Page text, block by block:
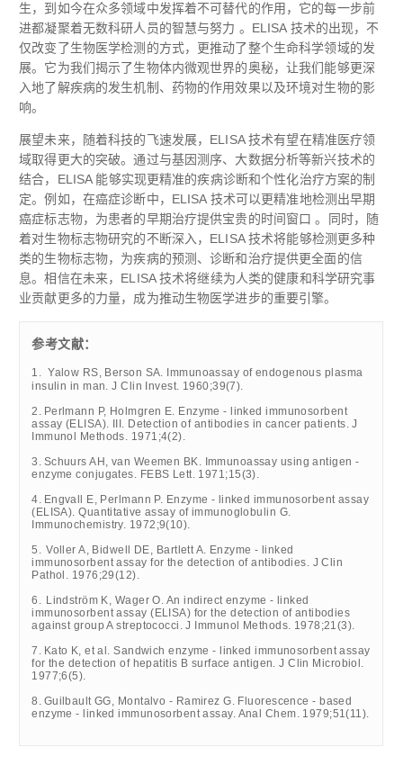
生，到如今在众多领域中发挥着不可替代的作用，它的每一步前
进都凝聚着无数科研人员的智慧与努力 。ELISA 技术的出现，不
仅改变了生物医学检测的方式，更推动了整个生命科学领域的发
展。它为我们揭示了生物体内微观世界的奥秘，让我们能够更深
入地了解疾病的发生机制、药物的作用效果以及环境对生物的影
响。
展望未来，随着科技的飞速发展，ELISA 技术有望在精准医疗领
域取得更大的突破。通过与基因测序、大数据分析等新兴技术的
结合，ELISA 能够实现更精准的疾病诊断和个性化治疗方案的制
定。例如，在癌症诊断中，ELISA 技术可以更精准地检测出早期
癌症标志物，为患者的早期治疗提供宝贵的时间窗口 。同时，随
着对生物标志物研究的不断深入，ELISA 技术将能够检测更多种
类的生物标志物，为疾病的预测、诊断和治疗提供更全面的信
息。相信在未来，ELISA 技术将继续为人类的健康和科学研究事
业贡献更多的力量，成为推动生物医学进步的重要引擎。
参考文献：
1.
Yalow RS, Berson SA. Immunoassay of endogenous plasma
insulin in man. J Clin Invest. 1960;39(7).
2.
Perlmann P, Holmgren E. Enzyme - linked immunosorbent
assay (ELISA). III. Detection of antibodies in cancer patients. J
Immunol Methods. 1971;4(2).
3. Schuurs AH, van Weemen BK. Immunoassay using antigen -
enzyme conjugates. FEBS Lett. 1971;15(3).
4. Engvall E, Perlmann P. Enzyme - linked immunosorbent assay
(ELISA). Quantitative assay of immunoglobulin G.
Immunochemistry. 1972;9(10).
5. Voller A, Bidwell DE, Bartlett A. Enzyme - linked
immunosorbent assay for the detection of antibodies. J Clin
Pathol. 1976;29(12).
6. Lindström K, Wager O. An indirect enzyme - linked
immunosorbent assay (ELISA) for the detection of antibodies
against group A streptococci. J Immunol Methods. 1978;21(3).
7. Kato K, et al. Sandwich enzyme - linked immunosorbent assay
for the detection of hepatitis B surface antigen. J Clin Microbiol.
1977;6(5).
8. Guilbault GG, Montalvo - Ramirez G. Fluorescence - based
enzyme - linked immunosorbent assay. Anal Chem. 1979;51(11).